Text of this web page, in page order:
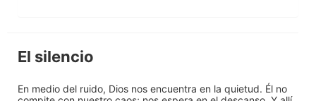
El silencio
En medio del ruido, Dios nos encuentra en la quietud. Él no